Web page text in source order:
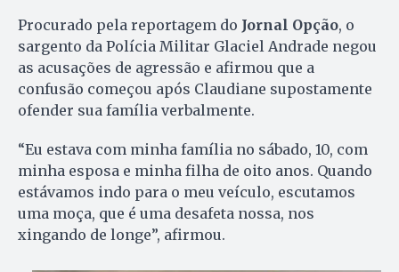
Procurado pela reportagem do Jornal Opção, o
sargento da Polícia Militar Glaciel Andrade negou
as acusações de agressão e afirmou que a
confusão começou após Claudiane supostamente
ofender sua família verbalmente.
“Eu estava com minha família no sábado, 10, com
minha esposa e minha filha de oito anos. Quando
estávamos indo para o meu veículo, escutamos
uma moça, que é uma desafeta nossa, nos
xingando de longe”, afirmou.